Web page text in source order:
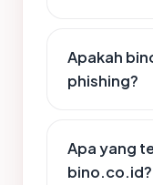
Apakah
phishing?
Apa yang
bino.co.id?